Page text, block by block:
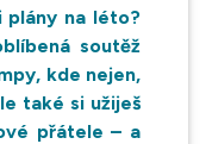
plány na léto?
soutěž
kde nejen,
také si užiješ
přátele – a